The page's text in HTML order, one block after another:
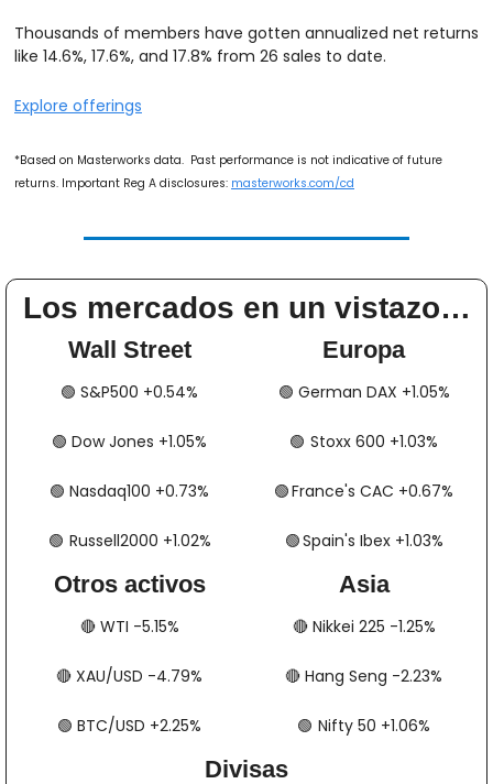
Thousands of members have gotten annualized net returns
like 14.6%, 17.6%, and 17.8% from 26 sales to date.
Explore offerings
*Based on Masterworks data.  Past performance is not indicative of future
returns. Important Reg A disclosures: masterworks.com/cd
Los mercados en un vistazo…
Wall Street
🟢 ​​​​ S&P500 +0.54%
🟢 ​​​​ Dow Jones +1.05%
🟢 ​​​​ Nasdaq100 +0.73%
🟢 ​​​  Russell2000 +1.02%
Otros activos
🔴​​​​ WTI -5.15%
🔴 ​​​​ XAU/USD -4.79%
🟢 ​​​​ BTC/USD +2.25%
Europa
🟢 ​​​​​​ German DAX +1.05%
🟢 ​​​​​​​​  Stoxx 600 +1.03%
🟢​​​​  France's CAC +0.67%
🟢​​​​​​​​  Spain's Ibex +1.03%
Asia
🔴​​​​ Nikkei 225 -1.25%
🔴 ​​​​ Hang Seng -2.23%
🟢 ​​​  Nifty 50 +1.06%
Divisas